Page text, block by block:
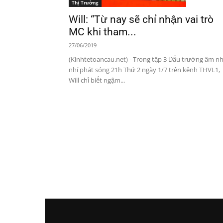
Thị Trường
Will: “Từ nay sẽ chỉ nhận vai trò
MC khi tham...
27/06/2019
(Kinhtetoancau.net) - Trong tập 3 Đấu trường âm
nhí phát sóng 21h Thứ 2 ngày 1/7 trên kênh THVL1,
Will chỉ biết ngậm...